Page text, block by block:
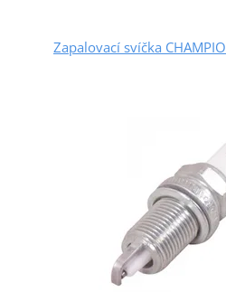
Zapalovací svíčka